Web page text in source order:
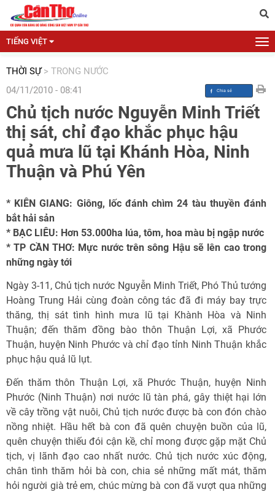
TIẾNG VIỆT
THỜI SỰ > TRONG NƯỚC
04/11/2010 - 08:41
Chủ tịch nước Nguyễn Minh Triết
thị sát, chỉ đạo khắc phục hậu
quả mưa lũ tại Khánh Hòa, Ninh
Thuận và Phú Yên
* KIÊN GIANG: Giông, lốc đánh chìm 24 tàu thuyền đánh
bắt hải sản
* BẠC LIÊU: Hơn 53.000ha lúa, tôm, hoa màu bị ngập nước
* TP CẦN THƠ: Mực nước trên sông Hậu sẽ lên cao trong
những ngày tới
Ngày 3-11, Chủ tịch nước Nguyễn Minh Triết, Phó Thủ tướng
Hoàng Trung Hải cùng đoàn công tác đã đi máy bay trực
thăng, thị sát tình hình mưa lũ tại Khành Hòa và Ninh
Thuận; đến thăm đồng bào thôn Thuận Lợi, xã Phước
Thuận, huyện Ninh Phước và chỉ đạo tỉnh Ninh Thuận khắc
phục hậu quả lũ lụt.
Đến thăm thôn Thuận Lợi, xã Phước Thuận, huyện Ninh
Phước (Ninh Thuận) nơi nước lũ tàn phá, gây thiệt hại lớn
về cây trồng vật nuôi, Chủ tịch nước được bà con đón chào
nồng nhiệt. Hầu hết bà con đã quên chuyện buồn của lũ,
quên chuyện thiếu đói cận kề, chỉ mong được gặp mặt Chủ
tịch, vị lãnh đạo cao nhất nước. Chủ tịch nước xúc động,
chân tình thăm hỏi bà con, chia sẻ những mất mát, thăm
hỏi người già trẻ em, chúc mừng bà con đã vượt qua những